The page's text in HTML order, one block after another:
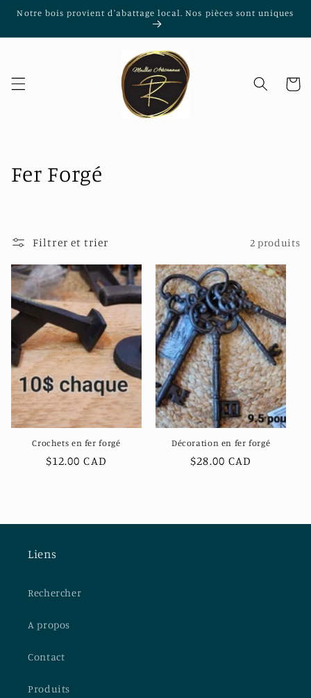
passer
contenu
Notre bois provient d'abattage local. Nos pièces sont uniques
Panier
C
e
c
t
i
o
n
Fer Forgé
Filtrer et trier 2 produits
Crochets en fer forgé
Prix
$12.00 CAD
Décoration en fer forgé
Prix
$28.00 CAD
Liens
Rechercher
A propos
Contact
Produits